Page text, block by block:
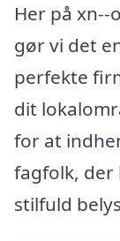
Her på
gør vi det
perfekte
dit
for at
fagfolk, der
stilfuld